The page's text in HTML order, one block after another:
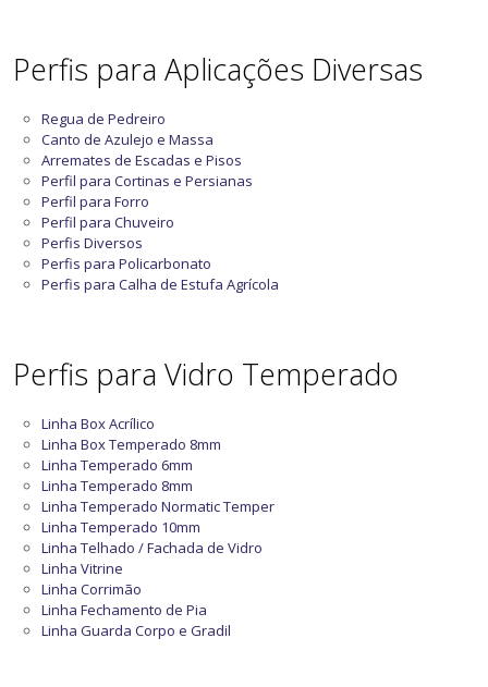
Perfis para Aplicações Diversas
Regua de Pedreiro
Canto de Azulejo e Massa
Arremates de Escadas e Pisos
Perfil para Cortinas e Persianas
Perfil para Forro
Perfil para Chuveiro
Perfis Diversos
Perfis para Policarbonato
Perfis para Calha de Estufa Agrícola
Perfis para Vidro Temperado
Linha Box Acrílico
Linha Box Temperado 8mm
Linha Temperado 6mm
Linha Temperado 8mm
Linha Temperado Normatic Temper
Linha Temperado 10mm
Linha Telhado / Fachada de Vidro
Linha Vitrine
Linha Corrimão
Linha Fechamento de Pia
Linha Guarda Corpo e Gradil